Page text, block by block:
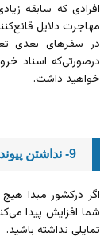
افرادی که سابقه
مهاجرت دلایل
در سفرهای بعدی
درصورتی‌که اسناد
خواهید داشت.
9- نداشتن پیوندهای خانوادگی
اگر درکشور مبدا هیچ
شما افزایش پیدا
تمایلی نداشته باشید.